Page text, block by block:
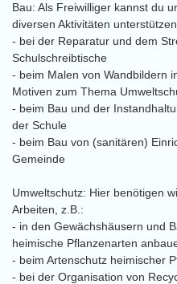
Bau: Als Freiwilliger kannst du
diversen Aktivitäten
- bei der Reparatur und dem
Schulschreibtische
- beim Malen von Wandbildern
Motiven zum Thema
- beim Bau und der
der Schule
- beim Bau von (sanitären)
Gemeinde
Umweltschutz: Hier benötigen
Arbeiten, z.B.:
- in den Gewächshäusern und
heimische Pflanzenarten
- beim Artenschutz heimischer
- bei der Organisation von